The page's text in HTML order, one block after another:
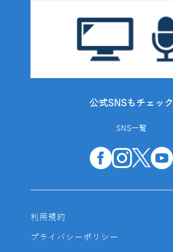
公式SNSもチェック
SNS一覧
利用規約
プライバシーポリシー